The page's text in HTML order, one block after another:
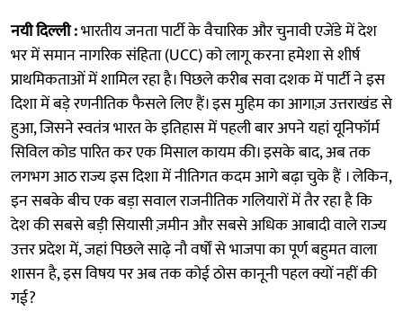
नयी दिल्ली :भारतीय जनता पार्टी के वैचारिक और चुनावी एजेंडे में देश
भर में समान नागरिक संहिता (UCC) को लागू करना हमेशा से शीर्ष
प्राथमिकताओं में शामिल रहा है। पिछले करीब सवा दशक में पार्टी ने इस
दिशा में बड़े रणनीतिक फैसले लिए हैं। इस मुहिम का आगाज़ उत्तराखंड से
हुआ, जिसने स्वतंत्र भारत के इतिहास में पहली बार अपने यहां यूनिफॉर्म
सिविल कोड पारित कर एक मिसाल कायम की। इसके बाद, अब तक
लगभग आठ राज्य इस दिशा में नीतिगत कदम आगे बढ़ा चुके हैं । लेकिन,
इन सबके बीच एक बड़ा सवाल राजनीतिक गलियारों में तैर रहा है कि
देश की सबसे बड़ी सियासी ज़मीन और सबसे अधिक आबादी वाले राज्य
उत्तर प्रदेश में, जहां पिछले साढ़े नौ वर्षों से भाजपा का पूर्ण बहुमत वाला
शासन है, इस विषय पर अब तक कोई ठोस कानूनी पहल क्यों नहीं की
गई?